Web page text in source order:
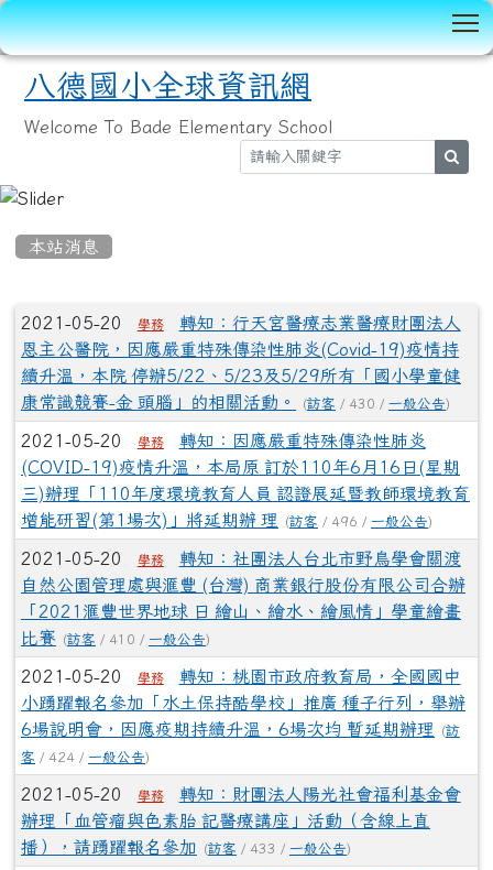
八德國小全球資訊網
Welcome To Bade Elementary School
本站消息
文章列表
2021-05-20 學務
轉知：行天宮醫療志業醫療財團法人
恩主公醫院，因應嚴重特殊傳染性肺炎(Covid-19)疫情持
續升溫，本院 停辦5/22、5/23及5/29所有「國小學童健
康常識競賽-金 頭腦」的相關活動。
(訪客 / 430 / 一般公告)
2021-05-20 學務
轉知：因應嚴重特殊傳染性肺炎
(COVID-19)疫情升溫，本局原 訂於110年6月16日(星期
三)辦理「110年度環境教育人員 認證展延暨教師環境教育
增能研習(第1場次)」將延期辦 理
(訪客 / 496 / 一般公告)
2021-05-20 學務
轉知：社團法人台北市野鳥學會關渡
自然公園管理處與滙豐 (台灣) 商業銀行股份有限公司合辦
「2021滙豐世界地球 日 繪山、繪水、繪風情」學童繪畫
比賽
(訪客 / 410 / 一般公告)
2021-05-20 學務
轉知：桃園市政府教育局，全國國中
小踴躍報名參加「水土保持酷學校」推廣 種子行列，舉辦
6場說明會，因應疫期持續升溫，6場次均 暫延期辦理
(訪
客 / 424 / 一般公告)
2021-05-20 學務
轉知：財團法人陽光社會福利基金會
辦理「血管瘤與色素胎 記醫療講座」活動（含線上直
播），請踴躍報名參加
(訪客 / 433 / 一般公告)